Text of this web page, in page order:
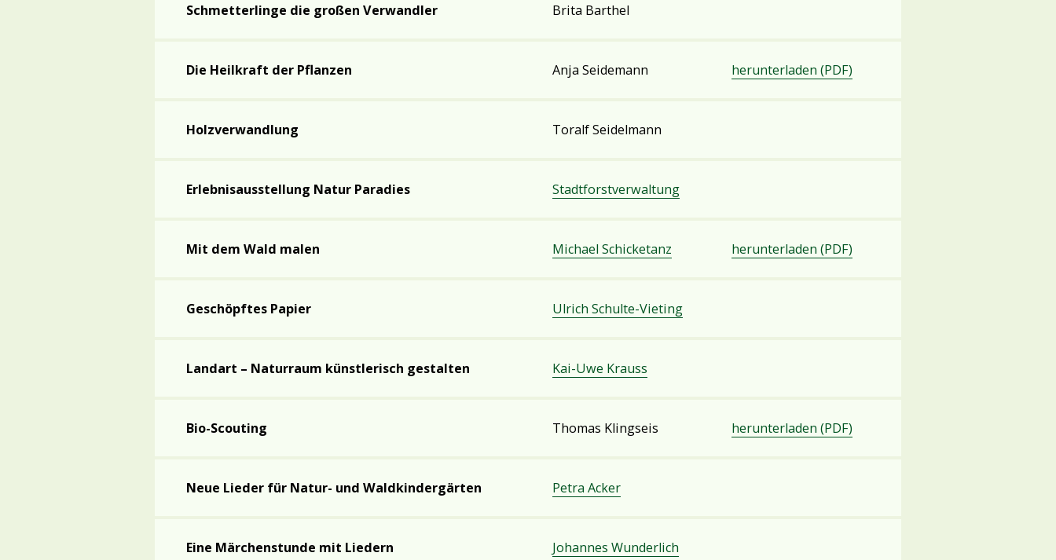
Schmetterlinge die großen Verwandler Brita Barthel
Die Heilkraft der Pflanzen Anja Seidemann herunterladen (PDF)
Holzverwandlung Toralf Seidelmann
Erlebnisausstellung Natur Paradies Stadtforstverwaltung
Mit dem Wald malen Michael Schicketanz herunterladen (PDF)
Geschöpftes Papier Ulrich Schulte-Vieting
Landart – Naturraum künstlerisch gestalten Kai-Uwe Krauss
Bio-Scouting Thomas Klingseis herunterladen (PDF)
Neue Lieder für Natur- und Waldkindergärten Petra Acker
Eine Märchenstunde mit Liedern Johannes Wunderlich